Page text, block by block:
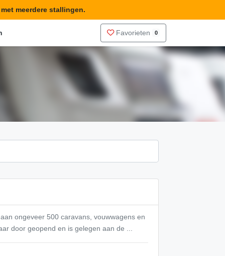
meerdere stallingen.
Favorieten 0
ongeveer 500 caravans, vouwwagens en
door geopend en is gelegen aan de ...